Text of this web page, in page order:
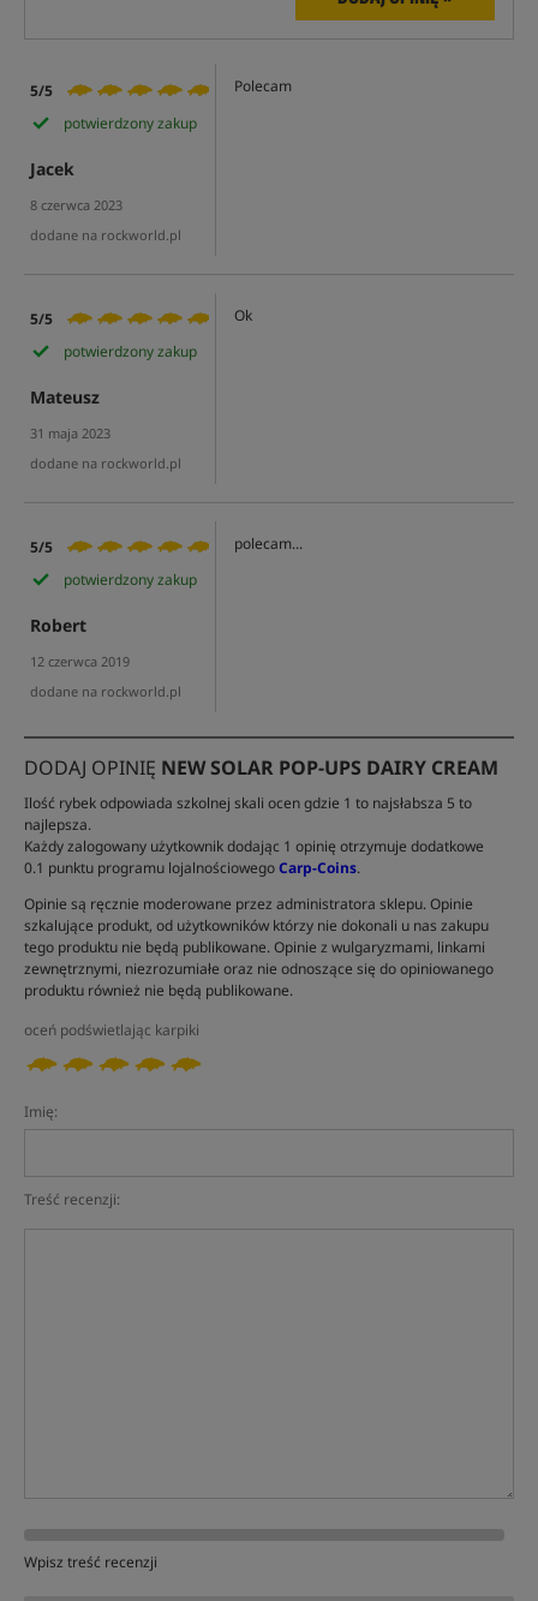
5/5
potwierdzony zakup
Jacek
8 czerwca 2023
dodane na rockworld.pl
Polecam
5/5
potwierdzony zakup
Mateusz
31 maja 2023
dodane na rockworld.pl
Ok
5/5
potwierdzony zakup
Robert
12 czerwca 2019
dodane na rockworld.pl
polecam...
DODAJ OPINIĘ NEW SOLAR POP-UPS DAIRY CREAM
Ilość rybek odpowiada szkolnej skali ocen gdzie 1 to najsłabsza 5 to
najlepsza.
Każdy zalogowany użytkownik dodając 1 opinię otrzymuje dodatkowe
0.1 punktu programu lojalnościowegoCarp-Coins.
Opinie są ręcznie moderowane przez administratora sklepu. Opinie
szkalujące produkt, od użytkowników którzy nie dokonali u nas zakupu
tego produktu nie będą publikowane. Opinie z wulgaryzmami, linkami
zewnętrznymi, niezrozumiałe oraz nie odnoszące się do opiniowanego
produktu również nie będą publikowane.
oceń podświetlając karpiki
Imię:
Treść recenzji:
Wpisz treść recenzji